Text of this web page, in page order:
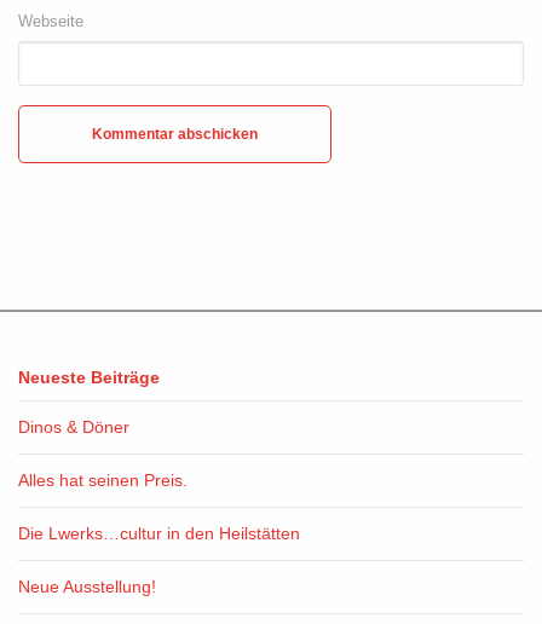
Webseite
Neueste Beiträge
Dinos & Döner
Alles hat seinen Preis.
Die Lwerks…cultur in den Heilstätten
Neue Ausstellung!